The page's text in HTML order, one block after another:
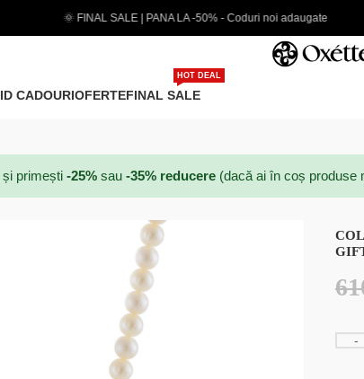
LA -50% - Coduri noi adaugate EXTRA 5%
CADOURIOFERTEFINAL SALE
HOT DEAL
primești -25% sau -35% reducere (dacă ai în coș produse